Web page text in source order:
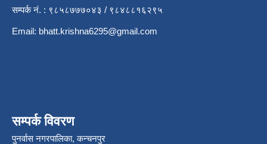
सम्पर्क नं. : ९८५८७७७०४३ / ९८४८८१६२९५
Email: bhatt.krishna6295@gmail.com
सम्पर्क विवरण
पुनर्वास नगरपालिका, कन्चनपुर